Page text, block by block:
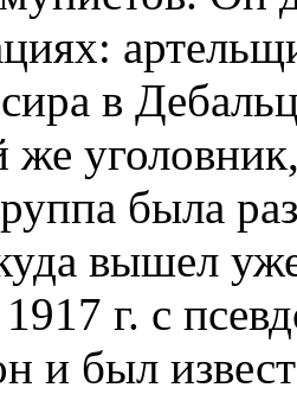
в
же
была
вышел
г. с
и был